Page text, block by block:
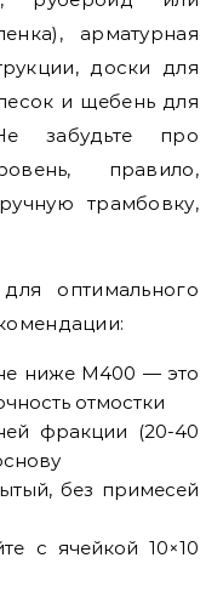
арматурная
доски для
и щебень для
забудьте про
правило,
трамбовку,
оптимального
ниже М400 — это
отмостки
фракции (20-40
без примесей
с ячейкой 10×10